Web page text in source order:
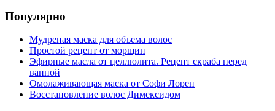
Популярно
Мудреная маска для объема волос
Простой рецепт от морщин
Эфирные масла от целлюлита. Рецепт скраба перед
ванной
Омолаживающая маска от Софи Лорен
Восстановление волос Димексидом